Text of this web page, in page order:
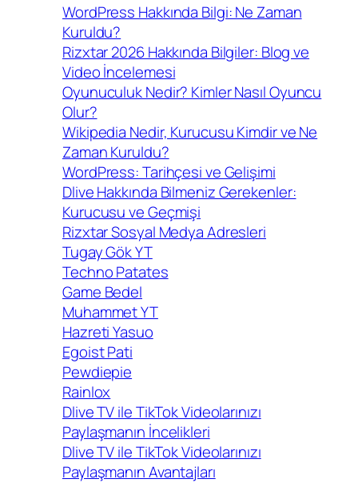
WordPress Hakkında Bilgi: Ne Zaman
Kuruldu?
Rizxtar 2026 Hakkında Bilgiler: Blog ve
Video İncelemesi
Oyunuculuk Nedir? Kimler Nasıl Oyuncu
Olur?
Wikipedia Nedir, Kurucusu Kimdir ve Ne
Zaman Kuruldu?
WordPress: Tarihçesi ve Gelişimi
Dlive Hakkında Bilmeniz Gerekenler:
Kurucusu ve Geçmişi
Rizxtar Sosyal Medya Adresleri
Tugay Gök YT
Techno Patates
Game Bedel
Muhammet YT
Hazreti Yasuo
Egoist Pati
Pewdiepie
Rainlox
Dlive TV ile TikTok Videolarınızı
Paylaşmanın İncelikleri
Dlive TV ile TikTok Videolarınızı
Paylaşmanın Avantajları